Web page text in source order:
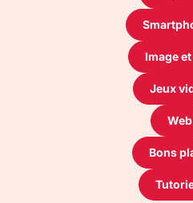
Image
Jeux
Web
Bons